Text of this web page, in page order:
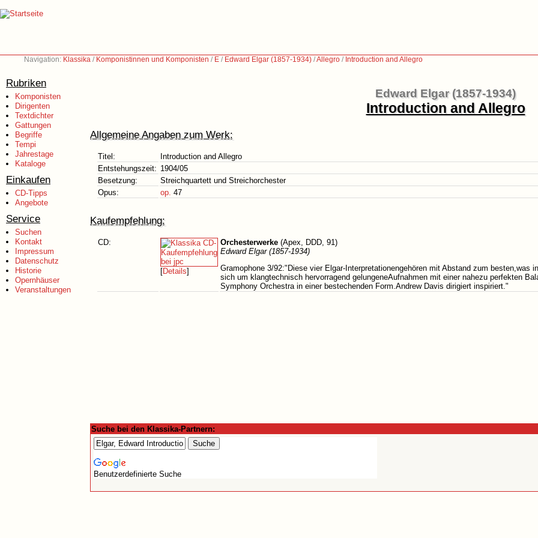
Navigation: Klassika / Komponistinnen und Komponisten / E / Edward Elgar (1857-1934) /Allegro / Introduction and Allegro
Rubriken
Komponisten
Dirigenten
Textdichter
Gattungen
Begriffe
Tempi
Jahrestage
Kataloge
Einkaufen
CD-Tipps
Angebote
Service
Suchen
Kontakt
Impressum
Datenschutz
Historie
Opernhäuser
Veranstaltungen
Edward Elgar (1857-1934)
Introduction and Allegro
Allgemeine Angaben zum Werk:
Titel:
Introduction and Allegro
Entstehungszeit: 1904/05
Besetzung:
Streichquartett und Streichorchester
Opus:
op. 47
Kaufempfehlung:
CD:
[Details]
Orchesterwerke (Apex, DDD, 91)
Edward Elgar (1857-1934)
Gramophone 3/92:"Diese vier Elgar-Interpretationengehören mit Abstand zum besten,was
sich um klangtechnisch hervorragend gelungeneAufnahmen mit einer nahezu perfekten
Symphony Orchestra in einer bestechenden Form.Andrew Davis dirigiert inspiriert."
Suche bei den Klassika-Partnern:
Benutzerdefinierte Suche